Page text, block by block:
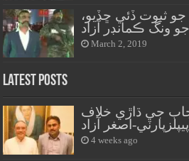
ثبوت ڏئي ڇڏيو،
ونگ ڪمانڊر آزاد
March 2, 2019
Latest Posts
جي ڌاڙي خلاف
اصغر آزاد
4 weeks ago